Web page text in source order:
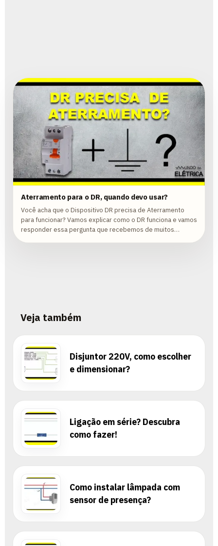
Aterramento para o DR, quando devo usar?
Você acha que o Dispositivo DR precisa de Aterramento
para funcionar? Vamos explicar como o DR funciona e vamos
responder essa pergunta que recebemos de muitos
seguidores!
Veja também
Disjuntor 220V, como escolher
e dimensionar?
Ligação em série? Descubra
como fazer!
Como instalar lâmpada com
sensor de presença?